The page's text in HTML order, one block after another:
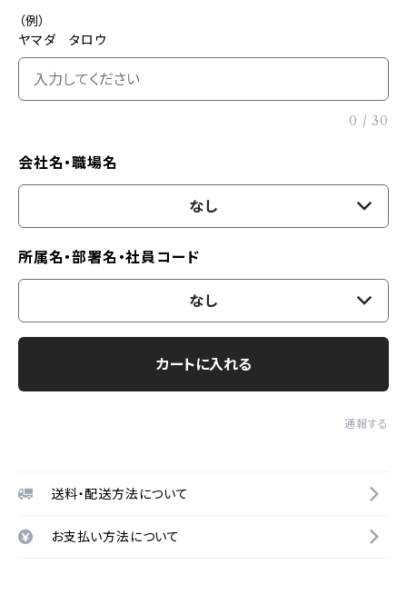
（例）
ヤマダ タロウ
0 / 30
会社名・職場名
なし
所属名・部署名・社員コード
なし
カートに入れる
通報する
送料・配送方法について
お支払い方法について